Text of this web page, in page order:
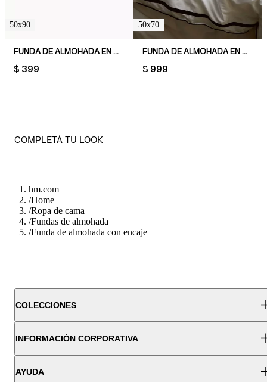
50x90
FUNDA DE ALMOHADA EN ALGODÓN
PRICE:
$ 399
50x70
FUNDA DE ALMOHADA EN ALGODÓN EGIPCIO
PRICE:
$ 999
COMPLETÁ TU LOOK
hm.com
/Home
/Ropa de cama
/Fundas de almohada
/Funda de almohada con encaje
COLECCIONES
INFORMACIÓN CORPORATIVA
AYUDA